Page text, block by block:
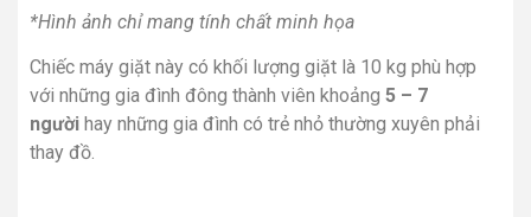
*Hình ảnh chỉ mang tính chất minh họa
Chiếc máy giặt này có khối lượng giặt là 10 kg phù hợp
với những gia đình đông thành viên khoảng 5 – 7
người hay những gia đình có trẻ nhỏ thường xuyên phải
thay đồ.